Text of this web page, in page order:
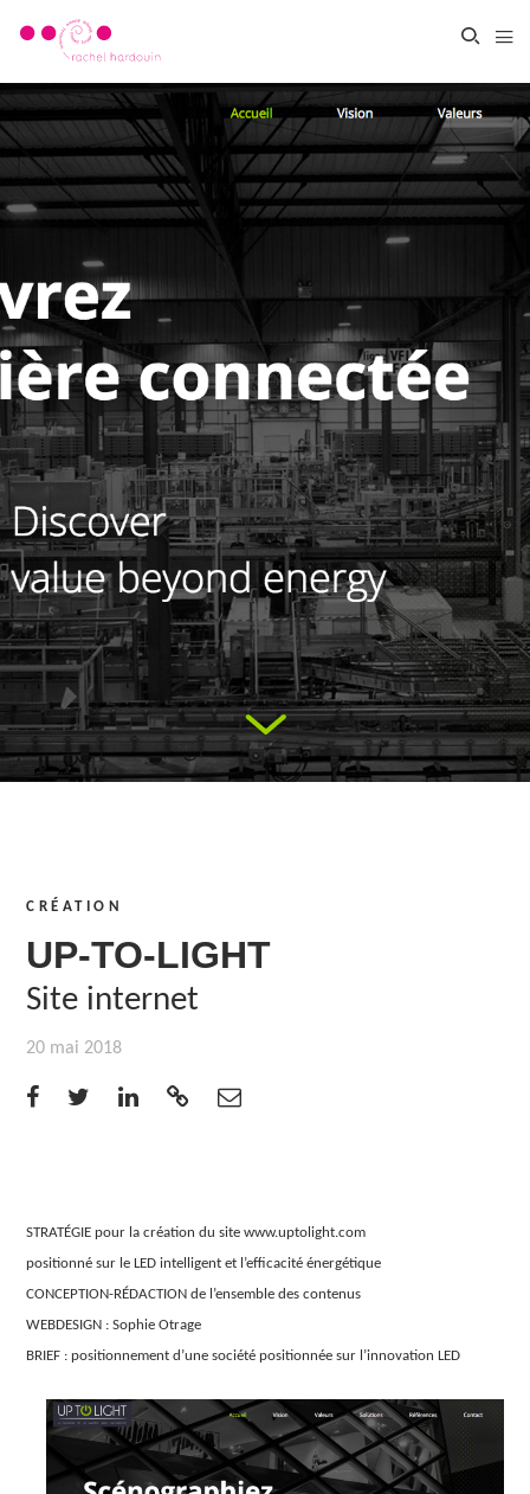
CRÉATION
UP-TO-LIGHT
Site internet
20 mai 2018
STRATÉGIE pour la création du site www.uptolight.com
positionné sur le LED intelligent et l’efficacité énergétique
CONCEPTION-RÉDACTION de l’ensemble des contenus
WEBDESIGN : Sophie Otrage
BRIEF : positionnement d’une société positionnée sur l’innovation LED